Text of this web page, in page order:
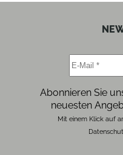
Anzahl der
schwarz
Ausstattung & Technik
Stereo-
Abonnieren Sie
neuesten
Mit einem Klick auf